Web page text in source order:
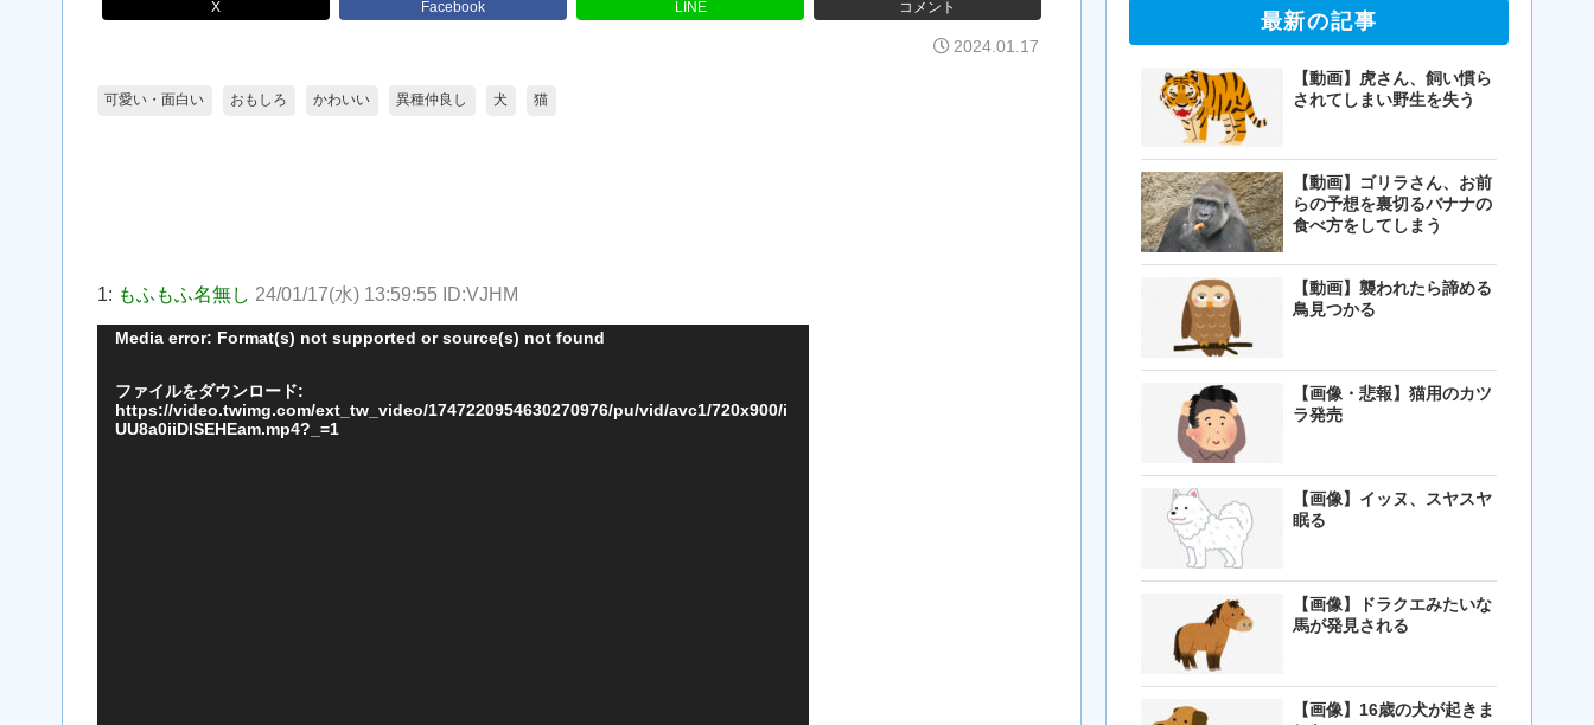
X Facebook LINE コメント
2024.01.17
可愛い・面白い おもしろ かわいい 異種仲良し 犬 猫
1: もふもふ名無し 24/01/17(水) 13:59:55 ID:VJHM
動
プ
レ
Media error: Format(s) not supported or source(s) not found
ファイルをダウンロード:
https://video.twimg.com/ext_tw_video/1747220954630270976/pu/vid/avc1/720x900/i
UU8a0iiDISEHEam.mp4?_=1
最新の記事
【動画】虎さん、飼い慣ら
されてしまい野生を失う
【動画】ゴリラさん、お前
らの予想を裏切るバナナの
食べ方をしてしまう
【動画】襲われたら諦める
鳥見つかる
【画像・悲報】猫用のカツ
ラ発売
【画像】イッヌ、スヤスヤ
眠る
【画像】ドラクエみたいな
馬が発見される
【画像】16歳の犬が起きま